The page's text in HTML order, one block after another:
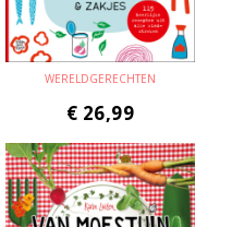
WERELDGERECHTEN
€ 26,99